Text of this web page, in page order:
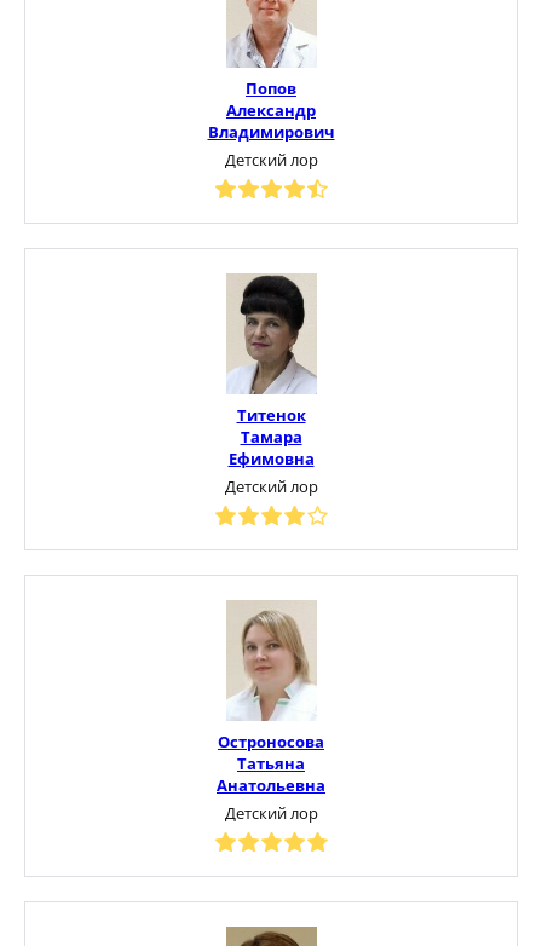
Попов
Александр
Владимирович
Детский лор
Титенок
Тамара
Ефимовна
Детский лор
Остроносова
Татьяна
Анатольевна
Детский лор